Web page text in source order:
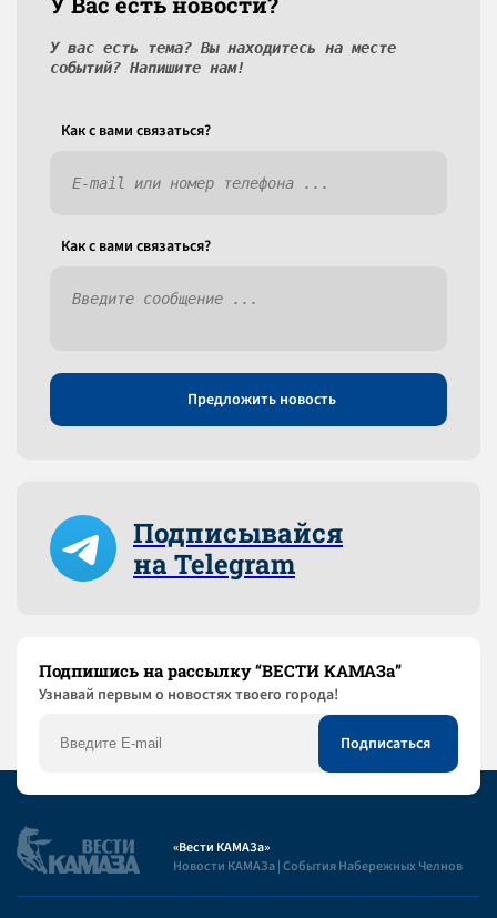
У вас есть тема? Вы находитесь на месте
событий? Напишите нам!
Как c вами связаться?
Как c вами связаться?
Предложить новость
Подписывайся
на Telegram
Подпишись на рассылку “ВЕСТИ КАМАЗа”
Узнaвай первым о новостях твоего города!
«Вести КАМАЗа»
Новости КАМАЗа | События Набережных Челнов